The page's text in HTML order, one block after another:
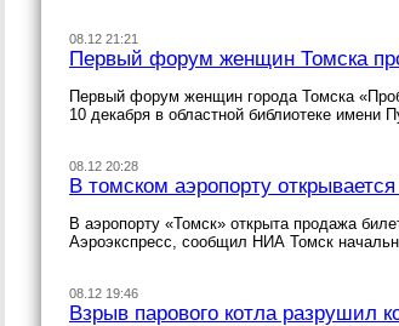
08.12 21:21
Первый форум женщин Томска
Первый форум женщин города Томска
10 декабря в областной библиотеке
08.12 20:28
В томском аэропорту
В аэропорту «Томск» открыта продажа
Аэроэкспресс, сообщил НИА Томск
08.12 19:46
Взрыв парового котла разрушил